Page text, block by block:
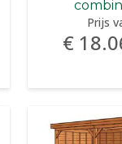
Prijs
€